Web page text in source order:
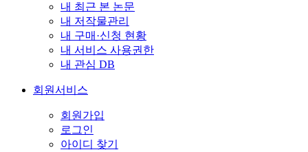
내 최근 본 논문
내 저작물관리
내 구매·신청 현황
내 서비스 사용권한
내 관심 DB
회원서비스
회원가입
로그인
아이디 찾기